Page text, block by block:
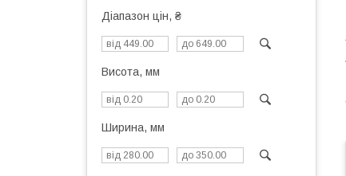
Діапазон цін, ₴
Висота, мм
Ширина, мм